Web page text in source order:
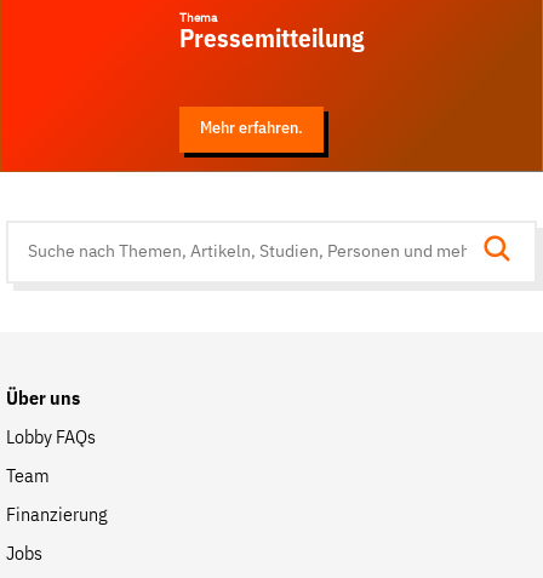
Thema
Pressemitteilung
Mehr erfahren.
Über uns
Lobby FAQs
Team
Finanzierung
Jobs